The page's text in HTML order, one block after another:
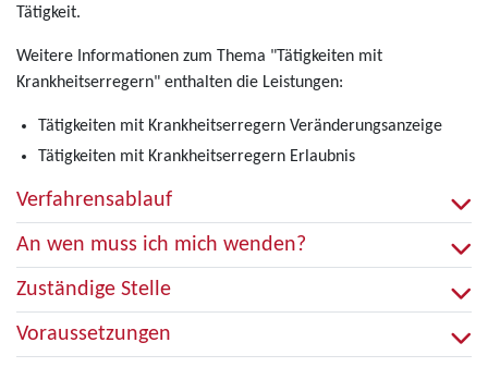
Tätigkeit.
Weitere Informationen zum Thema "Tätigkeiten mit
Krankheitserregern" enthalten die Leistungen:
Tätigkeiten mit Krankheitserregern Veränderungsanzeige
Tätigkeiten mit Krankheitserregern Erlaubnis
Verfahrensablauf
An wen muss ich mich wenden?
Zuständige Stelle
Voraussetzungen